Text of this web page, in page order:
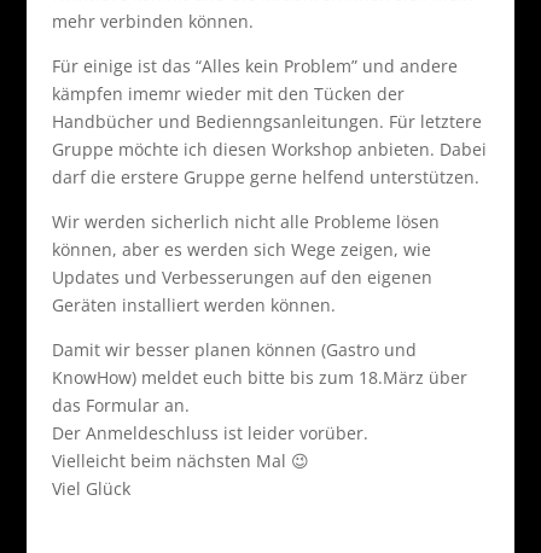
mehr verbinden können.
Für einige ist das “Alles kein Problem” und andere
kämpfen imemr wieder mit den Tücken der
Handbücher und Bedienngsanleitungen. Für letztere
Gruppe möchte ich diesen Workshop anbieten. Dabei
darf die erstere Gruppe gerne helfend unterstützen.
Wir werden sicherlich nicht alle Probleme lösen
können, aber es werden sich Wege zeigen, wie
Updates und Verbesserungen auf den eigenen
Geräten installiert werden können.
Damit wir besser planen können (Gastro und
KnowHow) meldet euch bitte bis zum 18.März über
das Formular an.
Der Anmeldeschluss ist leider vorüber.
Vielleicht beim nächsten Mal 😉
Viel Glück